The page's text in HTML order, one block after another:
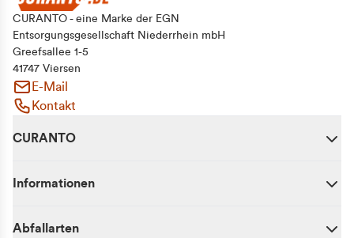
CURANTO - eine Marke der EGN
Entsorgungsgesellschaft Niederrhein mbH
Greefsallee 1-5
41747 Viersen
E-Mail
Kontakt
CURANTO
Informationen
Abfallarten